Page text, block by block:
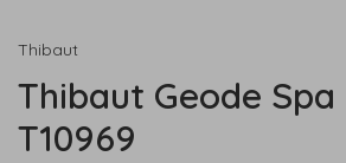
Thibaut
Thibaut Geode Spa
T10969